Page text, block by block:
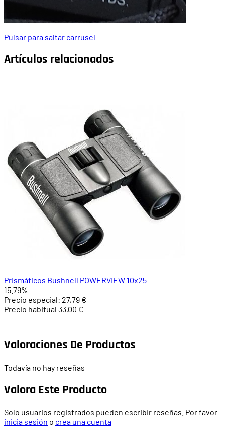
Pulsar para saltar carrusel
Artículos relacionados
Prismáticos Bushnell POWERVIEW 10x25
15.79%
Precio especial: 27,79 €
Precio habitual 33,00 €
Valoraciones De Productos
Todavía no hay reseñas
Valora Este Producto
Solo usuarios registrados pueden escribir reseñas. Por favor
inicia sesión o crea una cuenta